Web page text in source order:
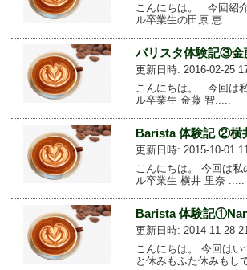
こんにちは。 今回紹
ル卒業生の田原 恵.....
バリスタ体験記③金
更新日時: 2016-02-25
こんにちは。 今回は
ル卒業生 金藤 智.....
Barista 体験記 ②横
更新日時: 2015-10-01
こんにちは。 今回は
ル卒業生 横井 里奈 .....
Barista 体験記
更新日時: 2014-11-28
こんにちは。 今回は
と休みもふた休みもし